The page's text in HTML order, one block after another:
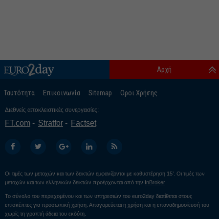
Ταυτότητα Επικοινωνία Sitemap Οροι Χρήσης
Αρχή
Διεθνείς αποκλειστικές συνεργασίες:
FT.com Stratfor Factset
Οι τιμές των μετοχών και των δεικτών εμφανίζονται με καθυστέρηση 15’. Οι τιμές των
μετοχών και των ελληνικών δεικτών προέρχονται από την InBroker
Το σύνολο του περιεχομένου και των υπηρεσιών του euro2day διατίθεται στους
επισκέπτες για προσωπική χρήση. Απαγορεύεται η χρήση και η επαναδημοσίευσή του
χωρίς τη γραπτή άδεια του εκδότη.